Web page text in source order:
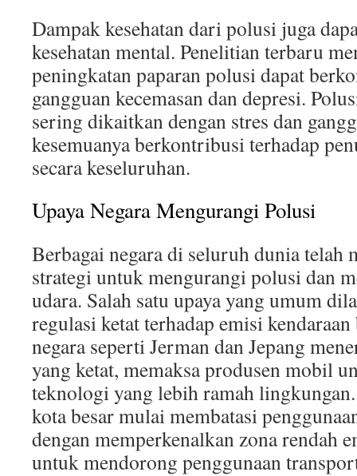
Dampak kesehatan dari polusi juga
kesehatan mental. Penelitian terbaru
peningkatan paparan polusi dapat
gangguan kecemasan dan depresi.
sering dikaitkan dengan stres dan
kesemuanya berkontribusi terhadap
secara keseluruhan.
Upaya Negara Mengurangi Polusi
Berbagai negara di seluruh dunia telah
strategi untuk mengurangi polusi dan
udara. Salah satu upaya yang umum
regulasi ketat terhadap emisi
negara seperti Jerman dan Jepang
yang ketat, memaksa produsen mobil
teknologi yang lebih ramah
kota besar mulai membatasi
dengan memperkenalkan zona rendah
untuk mendorong penggunaan